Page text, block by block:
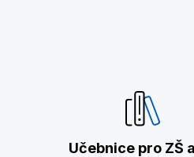
Učebnice pro ZŠ